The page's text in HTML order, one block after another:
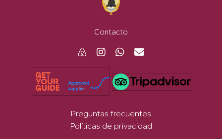
Contacto
Preguntas frecuentes
Políticas de privacidad